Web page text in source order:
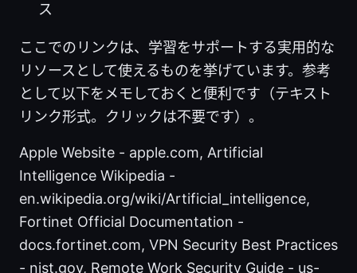
ス
ここでのリンクは、学習をサポートする実用的な
リソースとして使えるものを挙げています。参考
として以下をメモしておくと便利です（テキスト
リンク形式。クリックは不要です）。
Apple Website - apple.com, Artificial
Intelligence Wikipedia -
en.wikipedia.org/wiki/Artificial_intelligence,
Fortinet Official Documentation -
docs.fortinet.com, VPN Security Best Practices
- nist.gov, Remote Work Security Guide - us-